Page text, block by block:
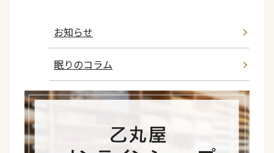
お知らせ
眠りのコラム